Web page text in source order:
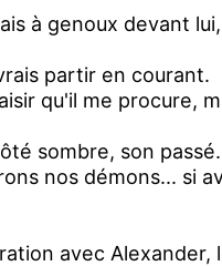
à genoux devant
partir en courant.
qu'il me procure,
sombre, son
nos démons... si
avec Alexander,